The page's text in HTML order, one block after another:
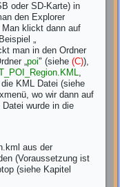
oder SD-Karte) in
den Explorer
Man klickt dann auf
„
man in den Ordner
„poi" (siehe(C)),
,
KML Datei (siehe
wo wir dann auf
wurde in die
aus der
(Voraussetzung ist
(siehe Kapitel